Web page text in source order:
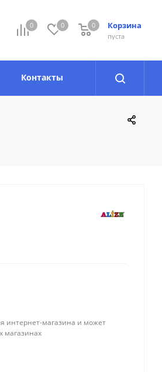
0 0 Корзина
0
пуста
0
Контакты
интернет-магазина и может
магазинах